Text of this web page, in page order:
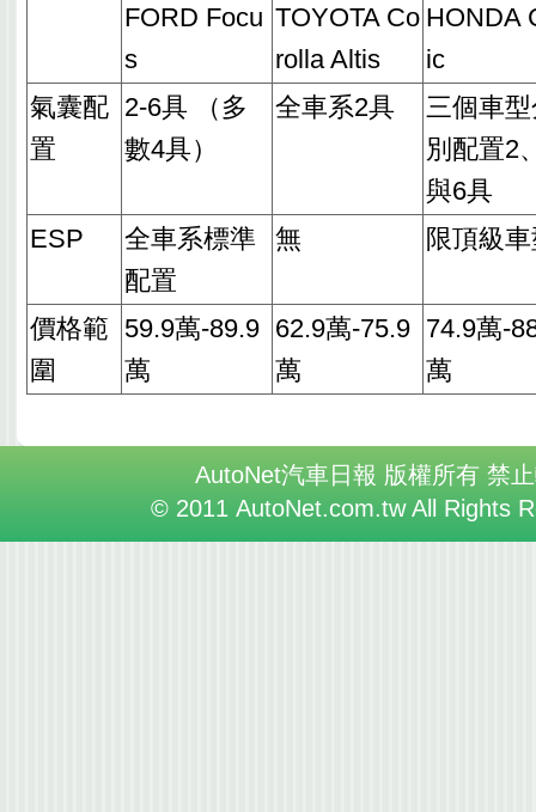
FORD Focu
s
TOYOTA Co
rolla Altis
HONDA
ic
氣囊配
置
2-6具 （多
數4具）
全車系2具
三個車
別配置2
與6具
ESP
全車系標準
配置
無 限頂級
價格範
圍
59.9萬-89.9
萬
62.9萬-75.9
萬
74.9萬-
萬
AutoNet汽車日報 版權所有 禁
© 2011 AutoNet.com.tw All Rights